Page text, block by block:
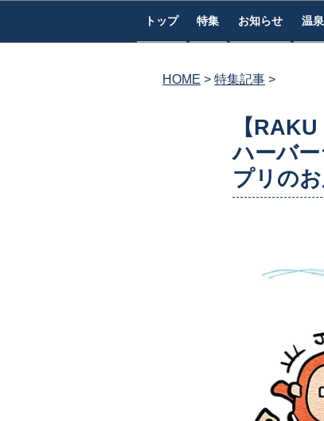
トップ 特集 お知らせ 温
HOME 特集記事
【
ハーバ
プリの